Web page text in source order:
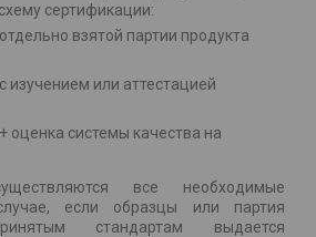
сертификации:
взятой партии продукта
изучением или аттестацией
оценка системы качества на
все необходимые
если образцы или партия
стандартам выдается